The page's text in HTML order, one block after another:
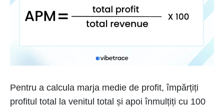
Pentru a calcula marja medie de profit, împărțiți
profitul total la venitul total și apoi înmulțiți cu 100